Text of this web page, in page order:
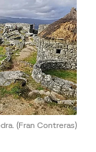
(Fran Contreras)